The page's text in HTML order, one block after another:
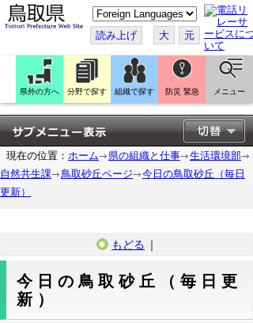
こ
の
ペ
ー
ジ
翻
訳
す
る
読み上げ 大 元
県外の方へ 分野で探す 組織で探す 防災 緊急 メニュー
現在の位置： ホーム 県の組織と仕事
生活環境部
自然共生課
鳥取砂丘ページ
今日の鳥取砂丘（毎日
更新）
もどる ｜
今日の鳥取砂丘（毎日更
新）